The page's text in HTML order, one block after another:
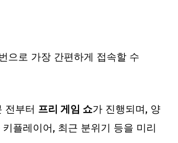
으로 가장 간편하게 접속할 수
전부터 프리 게임 쇼가 진행되며, 양
플레이어, 최근 분위기 등을 미리